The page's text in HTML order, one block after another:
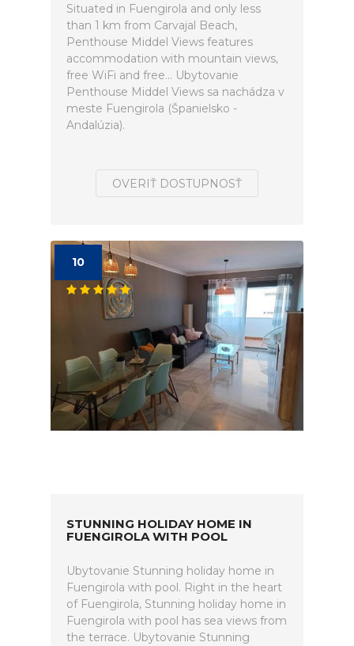
Situated in Fuengirola and only less
than 1 km from Carvajal Beach,
Penthouse Middel Views features
accommodation with mountain views,
free WiFi and free... Ubytovanie
Penthouse Middel Views sa nachádza v
meste Fuengirola (Španielsko -
Andalúzia).
OVERIŤ DOSTUPNOSŤ
10
STUNNING HOLIDAY HOME IN
FUENGIROLA WITH POOL
Ubytovanie Stunning holiday home in
Fuengirola with pool. Right in the heart
of Fuengirola, Stunning holiday home in
Fuengirola with pool has sea views from
the terrace. Ubytovanie Stunning